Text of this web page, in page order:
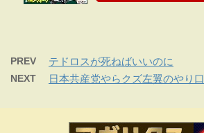
PREV テドロスが死ねばいいのに
NEXT 日本共産党やらクズ左翼のやり口